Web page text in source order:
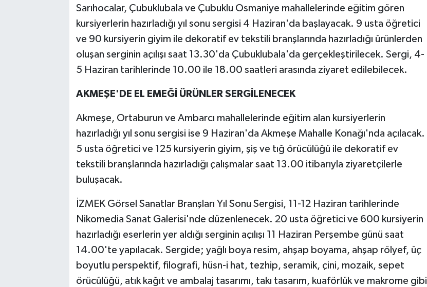
Sarıhocalar, Çubuklubala ve Çubuklu Osmaniye mahallelerinde eğitim gören
kursiyerlerin hazırladığı yıl sonu sergisi 4 Haziran'da başlayacak. 9 usta öğretici
ve 90 kursiyerin giyim ile dekoratif ev tekstili branşlarında hazırladığı ürünlerden
oluşan serginin açılışı saat 13.30'da Çubuklubala'da gerçekleştirilecek. Sergi, 4-
5 Haziran tarihlerinde 10.00 ile 18.00 saatleri arasında ziyaret edilebilecek.
AKMEŞE'DE EL EMEĞİ ÜRÜNLER SERGİLENECEK
Akmeşe, Ortaburun ve Ambarcı mahallelerinde eğitim alan kursiyerlerin
hazırladığı yıl sonu sergisi ise 9 Haziran'da Akmeşe Mahalle Konağı'nda açılacak.
5 usta öğretici ve 125 kursiyerin giyim, şiş ve tığ örücülüğü ile dekoratif ev
tekstili branşlarında hazırladığı çalışmalar saat 13.00 itibarıyla ziyaretçilerle
buluşacak.
İZMEK Görsel Sanatlar Branşları Yıl Sonu Sergisi, 11-12 Haziran tarihlerinde
Nikomedia Sanat Galerisi'nde düzenlenecek. 20 usta öğretici ve 600 kursiyerin
hazırladığı eserlerin yer aldığı serginin açılışı 11 Haziran Perşembe günü saat
14.00'te yapılacak. Sergide; yağlı boya resim, ahşap boyama, ahşap rölyef, üç
boyutlu perspektif, filografi, hüsn-i hat, tezhip, seramik, çini, mozaik, sepet
örücülüğü, atık kağıt ve ambalaj tasarımı, takı tasarım, kuaförlük ve makrome gibi